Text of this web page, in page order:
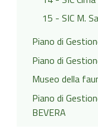
15 - SIC M.
Piano di
Piano di
Museo della
Piano di
BEVERA